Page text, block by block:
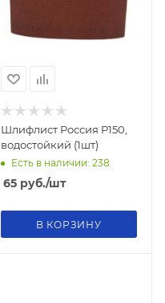
Шлифлист Россия Р150,
водостойкий (1шт)
Есть в наличии: 238
65руб./шт
В КОРЗИНУ